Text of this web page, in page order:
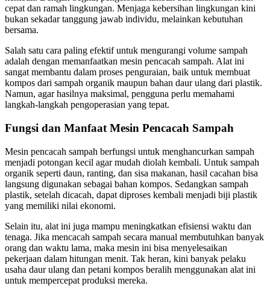
cepat dan ramah lingkungan. Menjaga kebersihan lingkungan kini
bukan sekadar tanggung jawab individu, melainkan kebutuhan
bersama.
Salah satu cara paling efektif untuk mengurangi volume sampah
adalah dengan memanfaatkan mesin pencacah sampah. Alat ini
sangat membantu dalam proses penguraian, baik untuk membuat
kompos dari sampah organik maupun bahan daur ulang dari plastik.
Namun, agar hasilnya maksimal, pengguna perlu memahami
langkah-langkah pengoperasian yang tepat.
Fungsi dan Manfaat Mesin Pencacah Sampah
Mesin pencacah sampah berfungsi untuk menghancurkan sampah
menjadi potongan kecil agar mudah diolah kembali. Untuk sampah
organik seperti daun, ranting, dan sisa makanan, hasil cacahan bisa
langsung digunakan sebagai bahan kompos. Sedangkan sampah
plastik, setelah dicacah, dapat diproses kembali menjadi biji plastik
yang memiliki nilai ekonomi.
Selain itu, alat ini juga mampu meningkatkan efisiensi waktu dan
tenaga. Jika mencacah sampah secara manual membutuhkan banyak
orang dan waktu lama, maka mesin ini bisa menyelesaikan
pekerjaan dalam hitungan menit. Tak heran, kini banyak pelaku
usaha daur ulang dan petani kompos beralih menggunakan alat ini
untuk mempercepat produksi mereka.